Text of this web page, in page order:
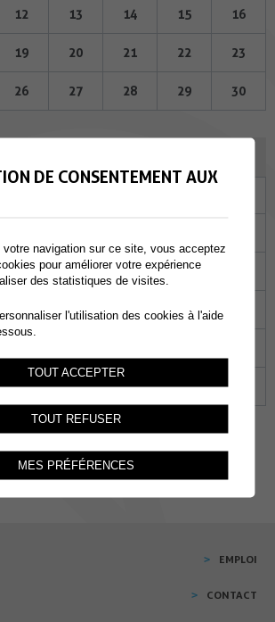
12 13 14 15 16
19 20 21 22 23
26 27 28 29 30
10 11 12 13
18 19 20
31 01 02 03
EMPLOI
CONTACT
DE CONSENTEMENT AUX
votre navigation sur ce site, vous acceptez
pour améliorer votre expérience
des statistiques de visites.
l'utilisation des cookies à l'aide
TOUT ACCEPTER
TOUT REFUSER
MES PRÉFÉRENCES